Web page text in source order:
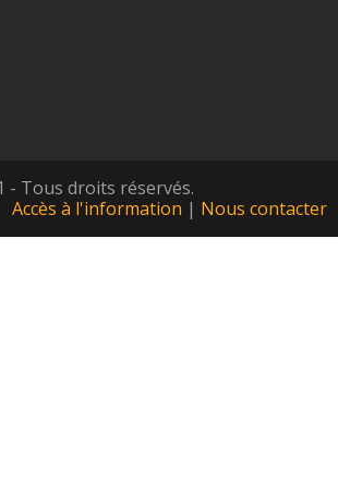
- Tous droits réservés.
Accès à l'information | Nous contacter